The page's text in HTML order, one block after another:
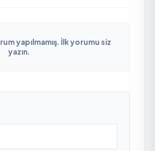
yapılmamış. İlk yorumu siz
yazın.